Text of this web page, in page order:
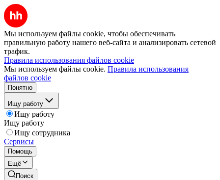
Мы используем файлы cookie, чтобы обеспечивать
правильную работу нашего веб-сайта и анализировать сетевой
трафик.
Правила использования файлов cookie
Мы используем файлы cookie. Правила использования
файлов cookie
Понятно
Ищу работу
Ищу работу
Ищу работу
Ищу сотрудника
Сервисы
Помощь
Ещё
Поиск